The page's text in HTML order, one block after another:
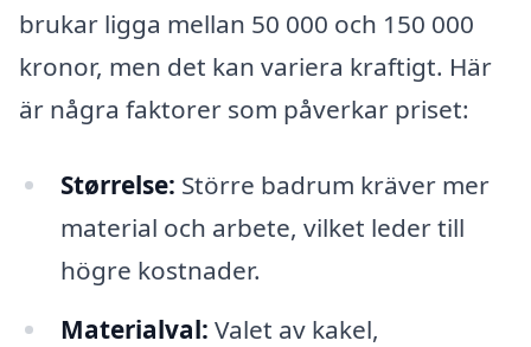
brukar ligga mellan 50 000 och 150 000
kronor, men det kan variera kraftigt. Här
är några faktorer som påverkar priset:
Størrelse: Större badrum kräver mer
material och arbete, vilket leder till
högre kostnader.
Materialval: Valet av kakel,